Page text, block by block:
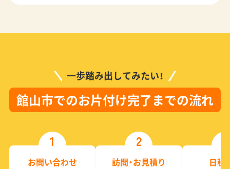
一歩踏み出してみたい！
館山市でのお片付け完了までの流れ
1
お問い合わせ
2
訪問・お見積り 日程